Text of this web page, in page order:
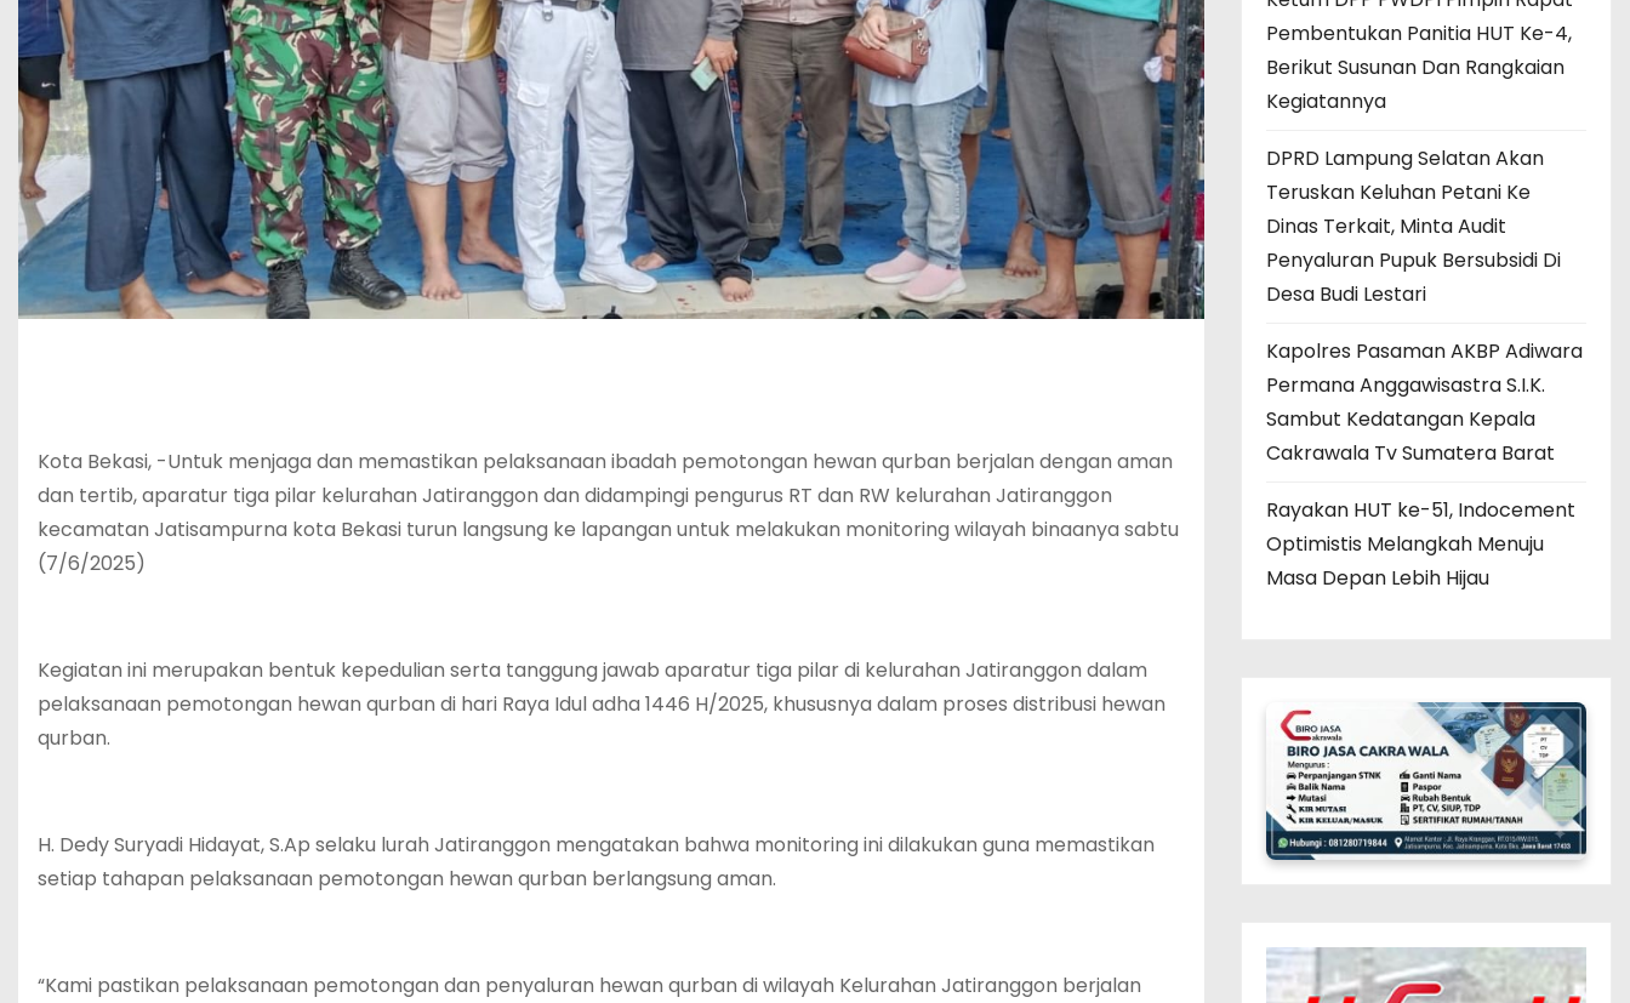
Kota Bekasi, -Untuk menjaga dan memastikan pelaksanaan ibadah pemotongan hewan qurban berjalan dengan aman
dan tertib, aparatur tiga pilar kelurahan Jatiranggon dan didampingi pengurus RT dan RW kelurahan Jatiranggon
kecamatan Jatisampurna kota Bekasi turun langsung ke lapangan untuk melakukan monitoring wilayah binaanya sabtu
(7/6/2025)
Kegiatan ini merupakan bentuk kepedulian serta tanggung jawab aparatur tiga pilar di kelurahan Jatiranggon dalam
pelaksanaan pemotongan hewan qurban di hari Raya Idul adha 1446 H/2025, khususnya dalam proses distribusi hewan
qurban.
H. Dedy Suryadi Hidayat, S.Ap selaku lurah Jatiranggon mengatakan bahwa monitoring ini dilakukan guna memastikan
setiap tahapan pelaksanaan pemotongan hewan qurban berlangsung aman.
“Kami pastikan pelaksanaan pemotongan dan penyaluran hewan qurban di wilayah Kelurahan Jatiranggon berjalan
Pembentukan Panitia HUT Ke-4,
Berikut Susunan Dan Rangkaian
Kegiatannya
DPRD Lampung Selatan Akan
Teruskan Keluhan Petani Ke
Dinas Terkait, Minta Audit
Penyaluran Pupuk Bersubsidi Di
Desa Budi Lestari
Kapolres Pasaman AKBP Adiwara
Permana Anggawisastra S.I.K.
Sambut Kedatangan Kepala
Cakrawala Tv Sumatera Barat
Rayakan HUT ke-51, Indocement
Optimistis Melangkah Menuju
Masa Depan Lebih Hijau